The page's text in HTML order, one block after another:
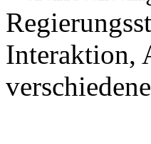
Interaktion,